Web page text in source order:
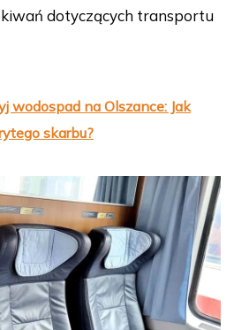
dotyczących transportu
wodospad na Olszance: Jak
skarbu?